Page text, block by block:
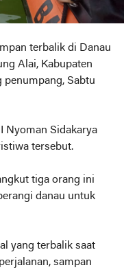
terbalik di Danau
Alai, Kabupaten
penumpang, Sabtu
Nyoman Sidakarya
tersebut.
tiga orang ini
danau untuk
yang terbalik saat
sampan